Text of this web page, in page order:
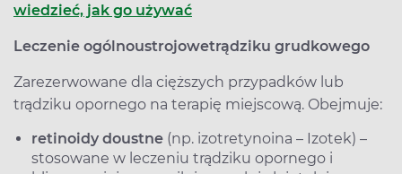
wiedzieć, jak go używać
Leczenie ogólnoustrojowetrądziku grudkowego
Zarezerwowane dla cięższych przypadków lub
trądziku opornego na terapię miejscową. Obejmuje:
retinoidy doustne (np. izotretynoina – Izotek) –
stosowane w leczeniu trądziku opornego i